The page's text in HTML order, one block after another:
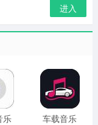
进入
乐
车载音乐